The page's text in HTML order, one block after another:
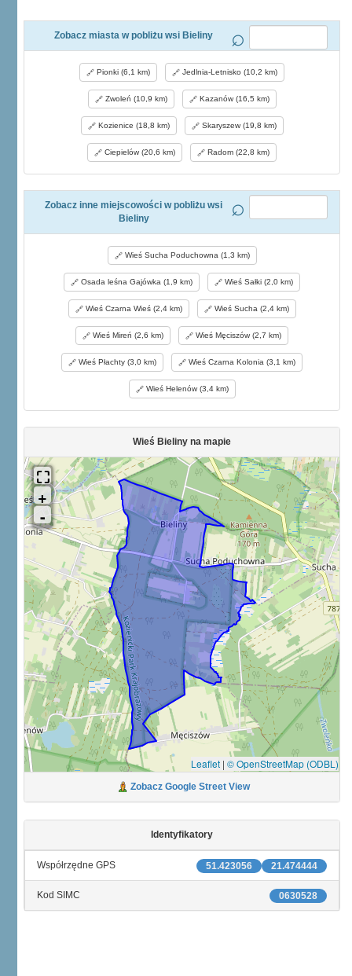
Zobacz miasta w pobliżu wsi Bieliny
Pionki (6,1 km) Jedlnia-Letnisko (10,2 km)
Zwoleń (10,9 km) Kazanów (16,5 km)
Kozienice (18,8 km) Skaryszew (19,8 km)
Ciepielów (20,6 km) Radom (22,8 km)
Zobacz inne miejscowości w pobliżu wsi
Bieliny
Wieś Sucha Poduchowna (1,3 km)
Osada leśna Gajówka (1,9 km) Wieś Sałki (2,0 km)
Wieś Czarna Wieś (2,4 km) Wieś Sucha (2,4 km)
Wieś Mireń (2,6 km) Wieś Męciszów (2,7 km)
Wieś Płachty (3,0 km) Wieś Czarna Kolonia (3,1 km)
Wieś Helenów (3,4 km)
Wieś Bieliny na mapie
Leaflet | © OpenStreetMap (ODBL)
Zobacz Google Street View
Identyfikatory
21.474444
51.423056
Współrzędne GPS
0630528
Kod SIMC